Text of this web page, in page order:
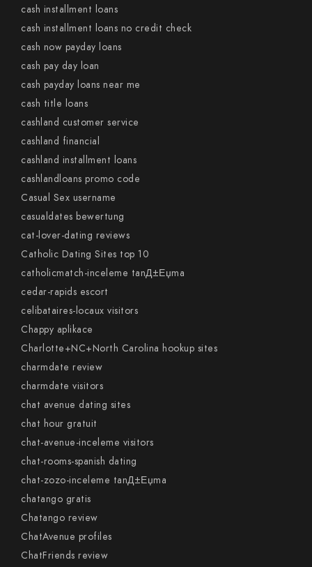
cash installment loans
cash installment loans no credit check
cash now payday loans
cash pay day loan
cash payday loans near me
cash title loans
cashland customer service
cashland financial
cashland installment loans
cashlandloans promo code
Casual Sex username
casualdates bewertung
cat-lover-dating reviews
Catholic Dating Sites top 10
catholicmatch-inceleme tanД±Еџma
cedar-rapids escort
celibataires-locaux visitors
Chappy aplikace
Charlotte+NC+North Carolina hookup sites
charmdate review
charmdate visitors
chat avenue dating sites
chat hour gratuit
chat-avenue-inceleme visitors
chat-rooms-spanish dating
chat-zozo-inceleme tanД±Еџma
chatango gratis
Chatango review
ChatAvenue profiles
ChatFriends review